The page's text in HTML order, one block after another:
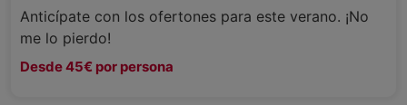
Anticípate con los ofertones para este verano. ¡No
me lo pierdo!
Desde 45€ por persona